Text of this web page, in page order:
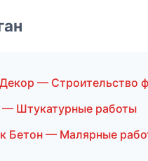
— Строительство
Штукатурные работы
Бетон — Малярные